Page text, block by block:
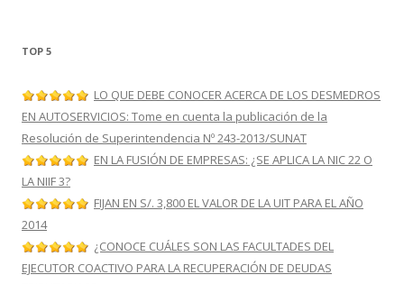
TOP 5
LO QUE DEBE CONOCER ACERCA DE LOS DESMEDROS
EN AUTOSERVICIOS: Tome en cuenta la publicación de la
Resolución de Superintendencia Nº 243-2013/SUNAT
EN LA FUSIÓN DE EMPRESAS: ¿SE APLICA LA NIC 22 O
LA NIIF 3?
FIJAN EN S/. 3,800 EL VALOR DE LA UIT PARA EL AÑO
2014
¿CONOCE CUÁLES SON LAS FACULTADES DEL
EJECUTOR COACTIVO PARA LA RECUPERACIÓN DE DEUDAS